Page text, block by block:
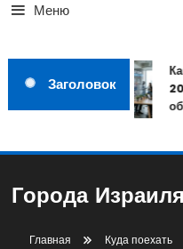
Меню
Заголовок
Города
Главная Куда поехать